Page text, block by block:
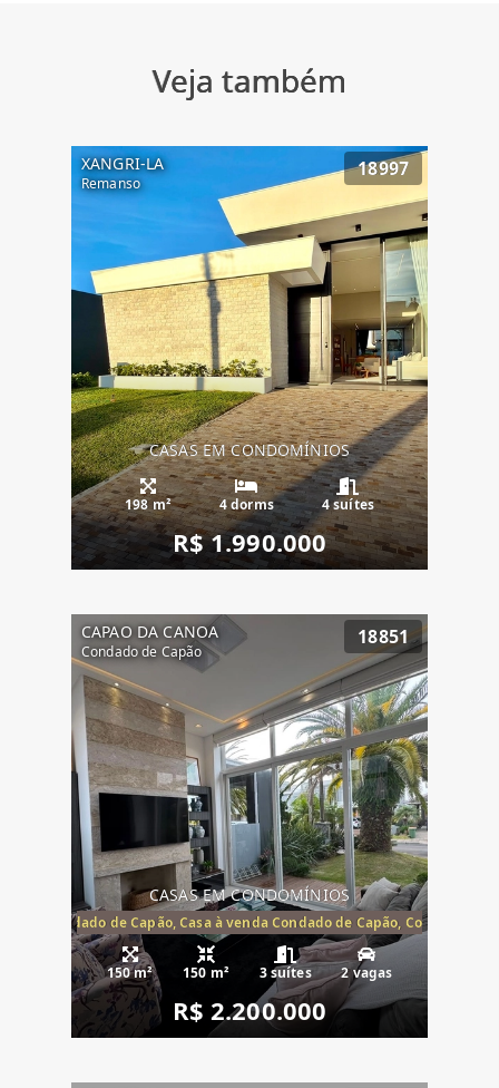
Veja também
XANGRI-LA
Remanso
18997
CASAS EM CONDOMÍNIOS
198 m² 4 dorms 4 suítes
R$ 1.990.000
CAPAO DA CANOA
Condado de Capão
18851
CASAS EM CONDOMÍNIOS
Condado de Capão, Casa à venda Condado de Capão, Condomínio
150 m² 150 m² 3 suítes 2 vagas
R$ 2.200.000